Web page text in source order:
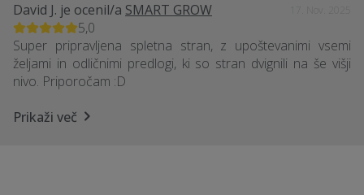
David J. je ocenil/a SMART GROW
5,0
Super pripravljena spletna stran, z upoštevanimi vsemi
željami in odličnimi predlogi, ki so stran dvignili na še višji
nivo. Priporočam :D
Prikaži več